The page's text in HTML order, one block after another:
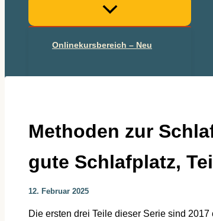
Onlinekursbereich – Neu
Methoden zur
gute Schlafplatz,
12. Februar 2025
Die ersten drei Teile dieser Serie sind